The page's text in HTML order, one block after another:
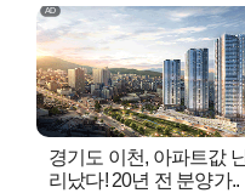
경기도 이천, 아파트값
리났다! 20년 전 분양가..